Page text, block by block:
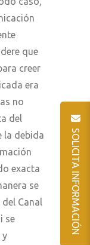
que
creer
era
no
del
la debida
exacta
se
Canal
se
y
SOLICITA INFORMACIÓN